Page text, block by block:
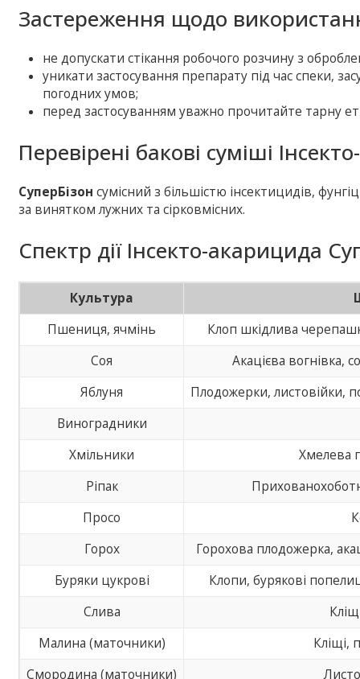
Застереження щодо
не допускати стікання робочого розчину з
уникати застосування препарату під час спеки,
погодних умов;
перед застосуванням уважно прочитайте тарну
Перевірені бакові суміші
СуперБізон сумісний з більшістю інсектицидів,
за винятком лужних та сірковмісних.
Спектр дії Інсекто-акарицида
Культура
Пшениця, ячмінь
Клоп шкідлива
Соя
Акацієва вогнівка,
Яблуня
Плодожерки, листовійки,
Виноградники
Хмільники
Хмелева
Ріпак
Просо
Горох
Горохова плодожерка,
Буряки цукрові
Клопи, бурякові
Слива
Малина (маточники)
Кліщі,
Смородина (маточники)